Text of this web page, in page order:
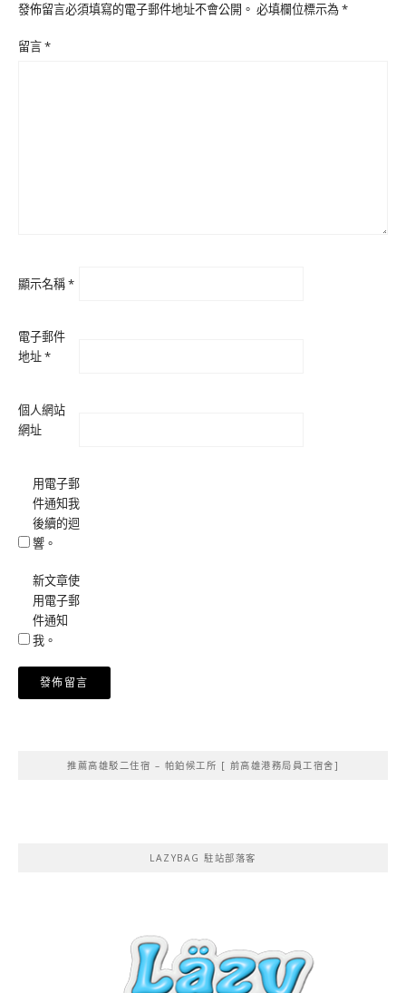
發佈留言必須填寫的電子郵件地址不會公開。 必填欄位標示為*
留言*
顯示名稱*
電子郵件
地址*
個人網站
網址
用電子郵
件通知我
後續的迴
響。
新文章使
用電子郵
件通知
我。
推薦高雄駁二住宿 – 帕鉑候工所 [ 前高雄港務局員工宿舍]
LAZYBAG 駐站部落客